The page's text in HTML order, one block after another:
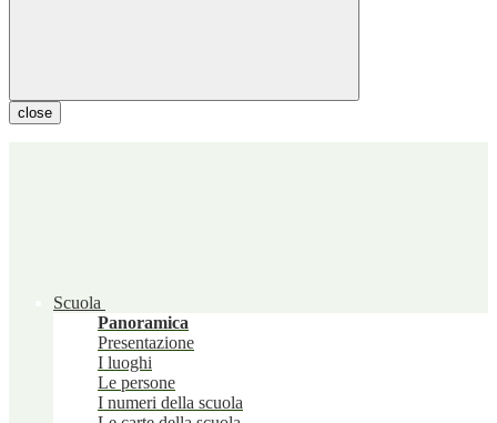
close
Scuola
Panoramica
Presentazione
I luoghi
Le persone
I numeri della scuola